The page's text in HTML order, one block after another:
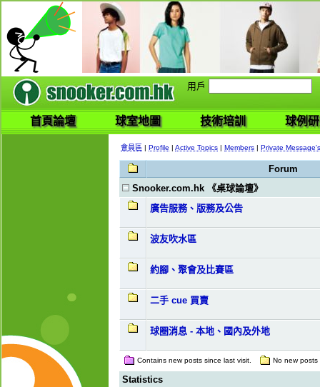
用戶
首頁論壇 球室地圖 技術培訓 球例
會員區 | Profile | Active Topics | Members | Private Message's
Forum
Snooker.com.hk 《桌球論壇》
廣告服務、版務及公告
波友吹水區
約腳、聚會及比賽區
二手 cue 買賣
球圈消息 - 本地、國內及外地
Contains new posts since last visit. No new posts
Statistics